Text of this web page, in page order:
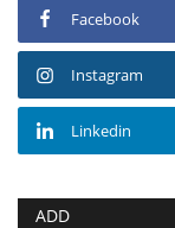
Facebook
Instagram
Linkedin
ADD